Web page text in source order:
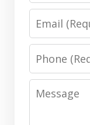
Email
Phone
Message